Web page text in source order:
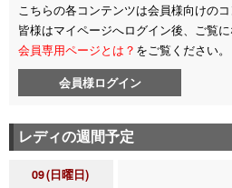
こちらの各コンテンツは会員様向けの
皆様はマイページへログイン後、ご覧
会員専用ページとは？ をご覧ください。
会員様ログイン
レディの週間予定
09 日曜日